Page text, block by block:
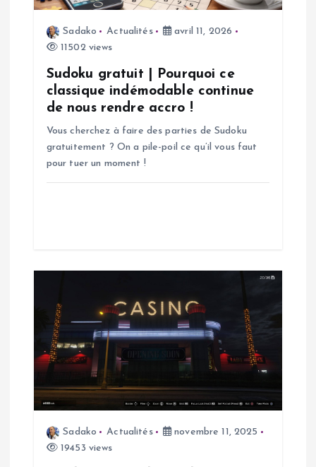
Sadako Actualités
avril 11, 2026
11502 views
Sudoku gratuit | Pourquoi ce
classique indémodable continue
de nous rendre accro !
Vous cherchez à faire des parties de Sudoku
gratuitement ? On a pile-poil ce qu’il vous faut
pour tuer un moment !
Sadako Actualités
novembre 11, 2025
19453 views